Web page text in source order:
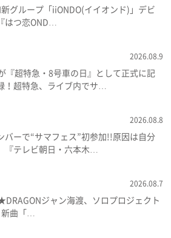
グループ「iiONDO(イイオンド)」デビ
はつ恋OND…
2026.08.9
『超特急・8号車の日』として正式に記
！超特急、ライブ内でサ…
2026.08.8
バーで“サマフェス”初参加!!原因は自分
『テレビ朝日・六本木…
2026.08.7
ジャン海渡、ソロプロジェクト
新曲「…